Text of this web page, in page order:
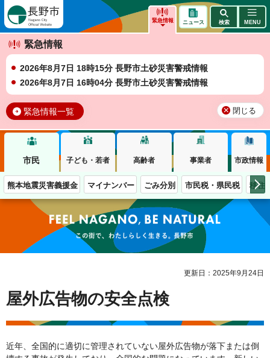
緊急情報
緊急情報
2026年8月7日 18時15分 長野市土砂災害警戒情報
2026年8月7日 16時04分 長野市土砂災害警戒情報
緊急情報一覧 閉じる
ニュース 検索 MENU
市民 子ども・若者 高齢者 事業者 市政情報
熊本地震災害義援金 マイナンバー ごみ分別 市民税・県民税 移住
この街で、わたしらしく生きる。長野市
更新日：2025年9月24日
屋外広告物の安全点検
近年、全国的に適切に管理されていない屋外広告物が落下または倒